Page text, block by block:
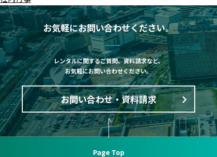
お気軽にお問い合わせください。
レンタルに関するご質問、資料請求など、
お気軽にお問い合わせください。
お問い合わせ・資料請求
Page Top